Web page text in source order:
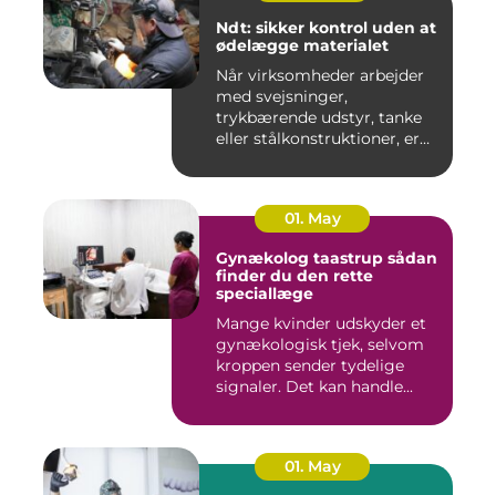
Ndt: sikker kontrol uden at
ødelægge materialet
Når virksomheder arbejder
med svejsninger,
trykbærende udstyr, tanke
eller stålkonstruktioner, er
01. May
Gynækolog taastrup sådan
finder du den rette
speciallæge
Mange kvinder udskyder et
gynækologisk tjek, selvom
kroppen sender tydelige
signaler. Det kan handle...
01. May